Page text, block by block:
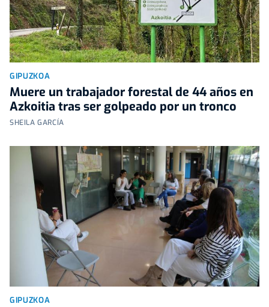
GIPUZKOA
Muere un trabajador forestal de 44 años en
Azkoitia tras ser golpeado por un tronco
SHEILA GARCÍA
GIPUZKOA